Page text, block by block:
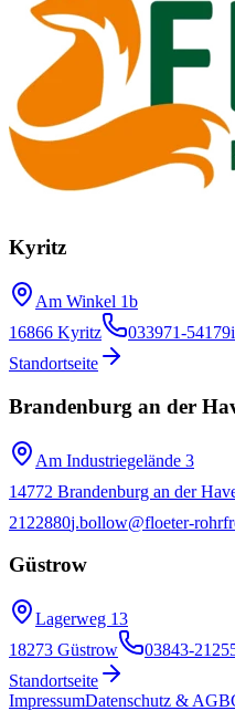
Kyritz
Am Winkel 1b
16866 Kyritz
033971-54179
Standortseite
Brandenburg an der
Am Industriegelände 3
14772 Brandenburg an der
2122880j.bollow@floeter-
Güstrow
Lagerweg 13
18273 Güstrow
03843-
Standortseite
ImpressumDatenschutz & AGB